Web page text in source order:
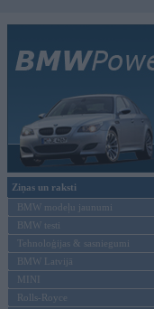
Ziņas un raksti
BMW modeļu jaunumi
BMW testi
Tehnoloģijas & sasniegumi
BMW Latvijā
MINI
Rolls-Royce